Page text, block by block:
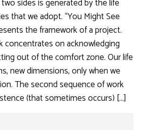
sides is generated by the life
that we adopt. “You Might See
the framework of a project.
concentrates on acknowledging
out of the comfort zone. Our life
new dimensions, only when we
The second sequence of work
(that sometimes occurs) […]